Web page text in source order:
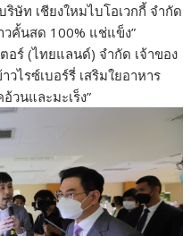
ษัท เชียงใหมไบโอเวกกี้ จํากัด
วคั้นสด 100% แช่แข็ง”
อร์ (ไทยแลนด์) จํากัด เจ้าของ
ไรซ์เบอร์รี่ เสริมใยอาหาร
วนและมะเร็ง”